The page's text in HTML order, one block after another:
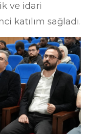
ve idari
katılım sağladı.